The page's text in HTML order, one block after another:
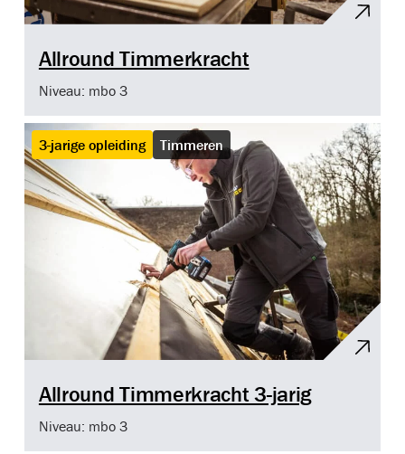
Allround Timmerkracht
Niveau: mbo 3
3-jarige opleiding Timmeren
Allround Timmerkracht 3-jarig
Niveau: mbo 3